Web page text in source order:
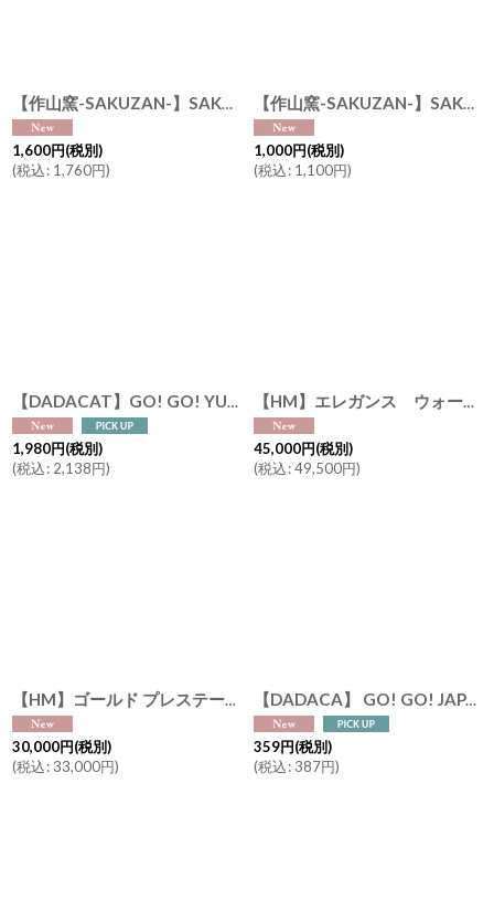
【作山窯-SAKUZAN-】SAKUZAN DAYS Sara ストーングレー Stone Gray カップ Cup マグカップ 250cc 日本製 美濃焼
1,600円(税別)
(税込: 1,760円)
【作山窯-SAKUZAN-】SAKUZAN DAYS Sara Saucer ソーサー プレート φ 14cm 日本製
1,000円(税別)
(税込: 1,100円)
【DADACAT】GO! GO! YUBARI !! GO! GO! JAPAN !! ゼリー缶 4個入り （夕張メロンx２ 白桃 りんご） 日本画家の伊藤清子デザイン Made in Japan
1,980円(税別)
(税込: 2,138円)
【HM】エレガンス ウォールクロック スクエア Elegance Wall Clock 60cmx60cm かけ時計 インテリア
45,000円(税別)
(税込:49,500円)
【HM】ゴールド プレステージ スレッジ Gold Prestige Sledge テーブルデコレーション インテリア
30,000円(税別)
(税込: 33,000円)
【DADACA】 GO! GO! JAPAN !! ゼリー （夕張メロン 白桃 りんご） 日本画家の伊藤清子デザイン Made in Japan 猫好きさんへ！
359円(税別)
(税込: 387円)